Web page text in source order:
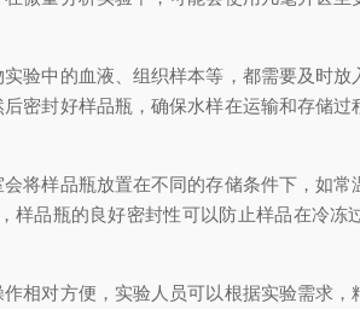
中的血液、组织样本等，都需要及时放
密封好样品瓶，确保水样在运输和存储
样品瓶放置在不同的存储条件下，如常
品瓶的良好密封性可以防止样品在冷冻
对方便，实验人员可以根据实验需求，